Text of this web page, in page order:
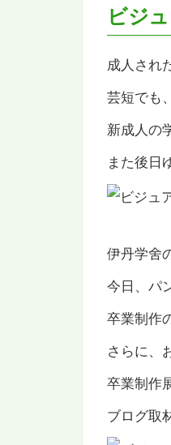
ビジ
成人され
芸短でも
新成人の
また後日
伊丹学舍
今日、パ
卒業制作
さらに、
卒業制作
ブログ取